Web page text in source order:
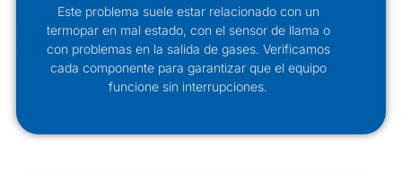
Este problema suele estar relacionado con un
termopar en mal estado, con el sensor de llama o
con problemas en la salida de gases. Verificamos
cada componente para garantizar que el equipo
funcione sin interrupciones.